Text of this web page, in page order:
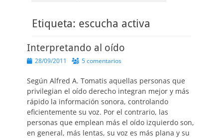
Etiqueta: escucha activa
Interpretando al oído
Publicado
28/09/2011 5 comentarios
Según Alfred A. Tomatis aquellas personas que
privilegian el oído derecho integran mejor y más
rápido la información sonora, controlando
eficientemente su voz. Por el contrario, las
personas que emplean más el oído izquierdo son,
en general, más lentas, su voz es más plana y su